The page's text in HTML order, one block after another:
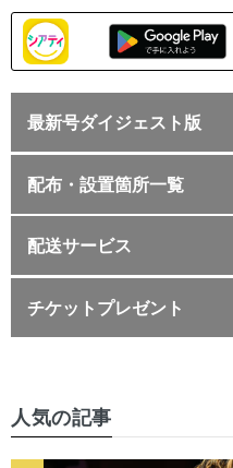
最新号ダイジェスト版
配布・設置箇所一覧
配送サービス
チケットプレゼント
人気の記事